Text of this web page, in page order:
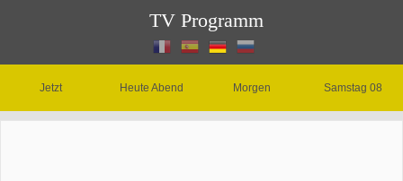
TV Programm
Jetzt Heute Abend Morgen Samstag 08